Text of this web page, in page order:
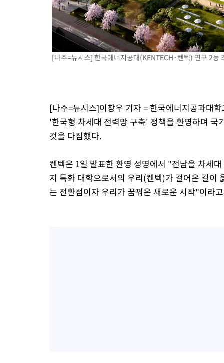
[속보]원·달러 환율, 0.7원 내린 1423.8원 마감
"여기 떨어졌다"…다누리, 스페이스X 로켓 달 충돌 흔적 포착
손흥민, 5경기 연속골 실패…LAFC는 승부차기 끝 과달라하라 격파
내일까지 39도 '펄펄'…기상청 "태풍 지나며 폭염 잠시 꺾인다"
[나주=뉴시스] 한국에너지공대(KENTECH·켄텍) 연구 2
[나주=뉴시스]이창우 기자 = 한국에너지공과대
'한국형 차세대 전력망 구축' 정책을 환영하며 국
것을 다짐했다.
켄텍은 1일 발표한 환영 성명에서 "전남을 차세
지 특화 대학으로서의 우리(켄텍)가 걸어온 길
는 전환점이자 우리가 꿈꿔온 새로운 시작"이라